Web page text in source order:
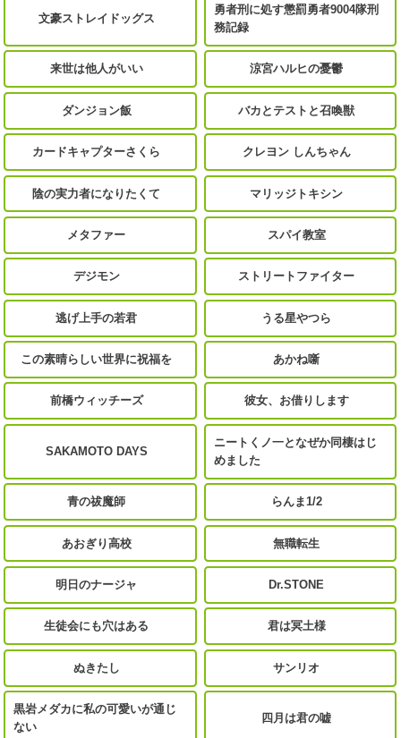
文豪ストレイドッグス
勇者刑に処す懲罰勇者9004隊刑
務記録
来世は他人がいい 涼宮ハルヒの憂鬱
ダンジョン飯 バカとテストと召喚獣
カードキャプターさくら クレヨン しんちゃん
陰の実力者になりたくて マリッジトキシン
メタファー スパイ教室
デジモン ストリートファイター
逃げ上手の若君 うる星やつら
この素晴らしい世界に祝福を あかね噺
前橋ウィッチーズ 彼女、お借りします
SAKAMOTO DAYS
ニートくノ一となぜか同棲はじ
めました
青の祓魔師 らんま1/2
あおぎり高校 無職転生
明日のナージャ Dr.STONE
生徒会にも穴はある 君は冥土様
ぬきたし サンリオ
黒岩メダカに私の可愛いが通じ
ない
四月は君の嘘